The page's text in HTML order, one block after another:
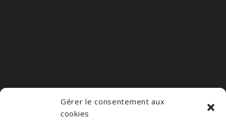
Gérer le consentement aux
cookies